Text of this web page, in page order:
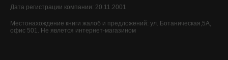
Дата регистрации компании: 20.11.2001
Местонахождение книги жалоб и предложений: ул. Ботаническая,5А,
офис 501. Не явлется интернет-магазином